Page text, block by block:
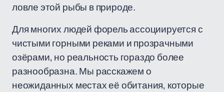
ловле этой рыбы в природе.
Для многих людей форель ассоциируется с
чистыми горными реками и прозрачными
озёрами, но реальность гораздо более
разнообразна. Мы расскажем о
неожиданных местах её обитания, которые